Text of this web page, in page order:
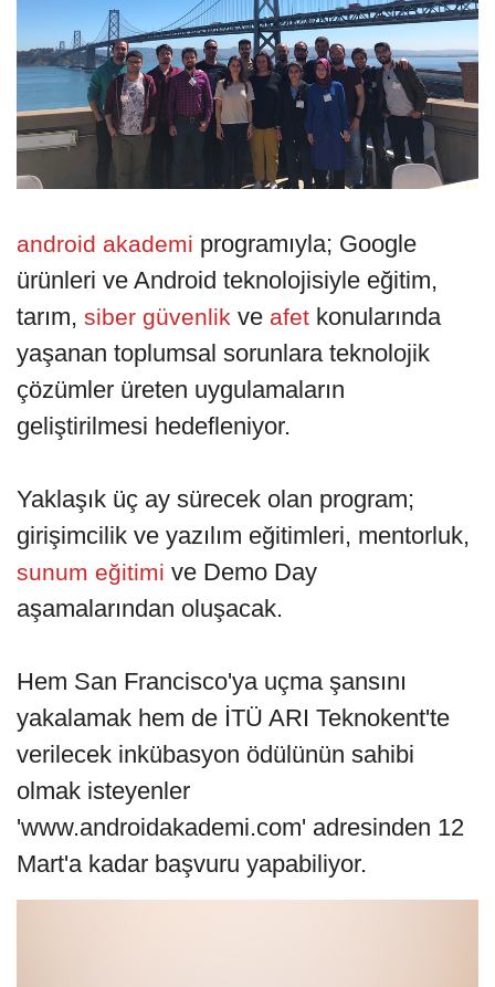
android akademi programıyla; Google
ürünleri ve Android teknolojisiyle eğitim,
tarım, siber güvenlik ve afet konularında
yaşanan toplumsal sorunlara teknolojik
çözümler üreten uygulamaların
geliştirilmesi hedefleniyor.
Yaklaşık üç ay sürecek olan program;
girişimcilik ve yazılım eğitimleri, mentorluk,
sunum eğitimi ve Demo Day
aşamalarından oluşacak.
Hem San Francisco'ya uçma şansını
yakalamak hem de İTÜ ARI Teknokent'te
verilecek inkübasyon ödülünün sahibi
olmak isteyenler
'www.androidakademi.com' adresinden 12
Mart'a kadar başvuru yapabiliyor.